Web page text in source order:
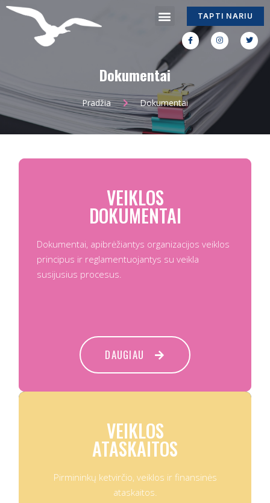
TAPTI NARIU
Dokumentai
Pradžia Dokumentai
VEIKLOS
DOKUMENTAI
Dokumentai, apibrėžiantys organizacijos veiklos
principus ir reglamentuojantys su veikla
susijusius procesus.
DAUGIAU
VEIKLOS
ATASKAITOS
Pirmininkų ketvirčio, veiklos ir finansinės
ataskaitos.